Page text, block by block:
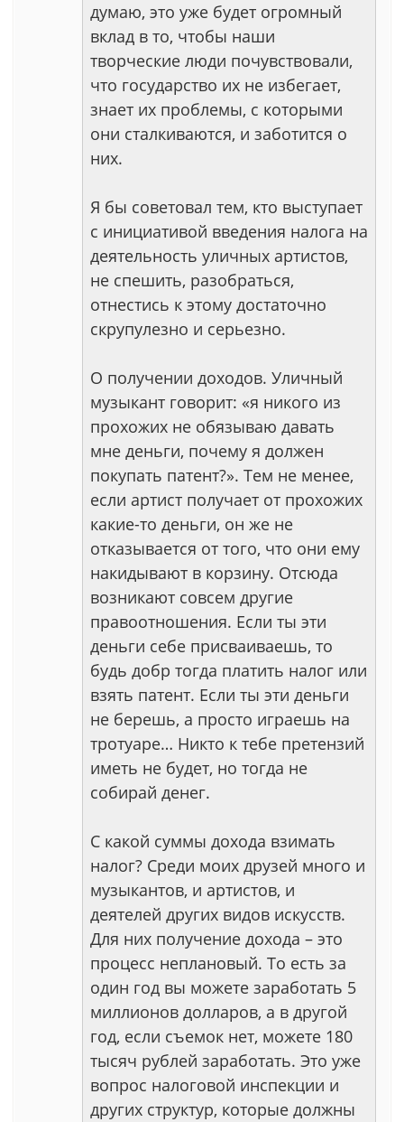
думаю, это уже будет огромный
вклад в то, чтобы наши
творческие люди почувствовали,
что государство их не избегает,
знает их проблемы, с которыми
они сталкиваются, и заботится о
них.
Я бы советовал тем, кто выступает
с инициативой введения налога на
деятельность уличных артистов,
не спешить, разобраться,
отнестись к этому достаточно
скрупулезно и серьезно.
О получении доходов. Уличный
музыкант говорит: «я никого из
прохожих не обязываю давать
мне деньги, почему я должен
покупать патент?». Тем не менее,
если артист получает от прохожих
какие-то деньги, он же не
отказывается от того, что они ему
накидывают в корзину. Отсюда
возникают совсем другие
правоотношения. Если ты эти
деньги себе присваиваешь, то
будь добр тогда платить налог или
взять патент. Если ты эти деньги
не берешь, а просто играешь на
тротуаре… Никто к тебе претензий
иметь не будет, но тогда не
собирай денег.
С какой суммы дохода взимать
налог? Среди моих друзей много и
музыкантов, и артистов, и
деятелей других видов искусств.
Для них получение дохода – это
процесс неплановый. То есть за
один год вы можете заработать 5
миллионов долларов, а в другой
год, если съемок нет, можете 180
тысяч рублей заработать. Это уже
вопрос налоговой инспекции и
других структур, которые должны